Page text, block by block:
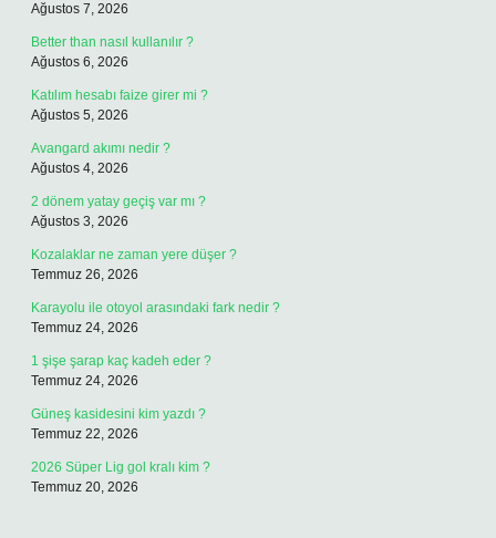
Ağustos 7, 2026
Better than nasıl kullanılır ?
Ağustos 6, 2026
Katılım hesabı faize girer mi ?
Ağustos 5, 2026
Avangard akımı nedir ?
Ağustos 4, 2026
2 dönem yatay geçiş var mı ?
Ağustos 3, 2026
Kozalaklar ne zaman yere düşer ?
Temmuz 26, 2026
Karayolu ile otoyol arasındaki fark nedir ?
Temmuz 24, 2026
1 şişe şarap kaç kadeh eder ?
Temmuz 24, 2026
Güneş kasidesini kim yazdı ?
Temmuz 22, 2026
2026 Süper Lig gol kralı kim ?
Temmuz 20, 2026